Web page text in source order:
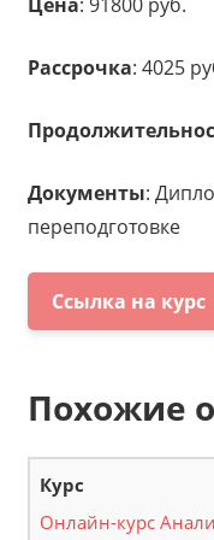
Рассрочка: 4025
Документы:
переподготовке
Ссылка на курс
Похожие
Онлайн-курс